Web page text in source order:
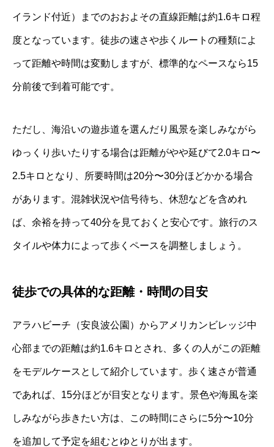
イランド付近）までのおおよその直線距離は約1.6キロ程
度となっています。徒歩の速さや歩くルートの種類によ
って距離や時間は変動しますが、標準的なペースなら15
分前後で到着可能です。
ただし、海沿いの遊歩道を選んだり風景を楽しみながら
ゆっくり歩いたりする場合は距離がやや延びて2.0キロ〜
2.5キロとなり、所要時間は20分〜30分ほどかかる場合
があります。混雑状況や信号待ち、休憩などを含めれ
ば、余裕を持って40分を見ておくと安心です。旅行のス
タイルや体力によって歩くペースを調整しましょう。
徒歩での具体的な距離・時間の目安
アラハビーチ（安良波公園）からアメリカンビレッジ中
心部までの距離は約1.6キロとされ、多くの人がこの距離
をモデルケースとして紹介しています。歩く速さが普通
であれば、15分ほどが目安となります。景色や海風を楽
しみながら歩きたい方は、この時間にさらに5分〜10分
を追加して予定を組むとゆとりが出ます。